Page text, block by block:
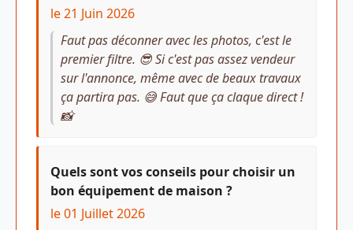
le 21 Juin 2026
Faut pas déconner avec les photos, c'est le
premier filtre. 😎 Si c'est pas assez vendeur
sur l'annonce, même avec de beaux travaux
ça partira pas. 😅 Faut que ça claque direct !
📸
Quels sont vos conseils pour choisir un
bon équipement de maison ?
le 01 Juillet 2026